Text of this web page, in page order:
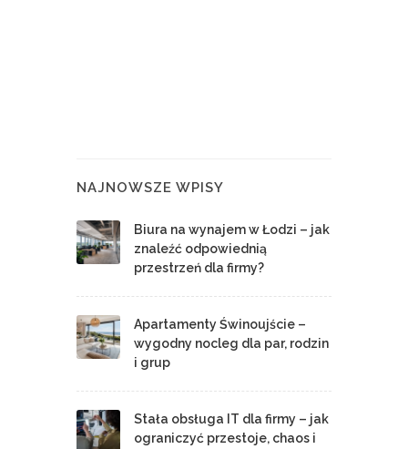
NAJNOWSZE WPISY
Biura na wynajem w Łodzi – jak
znaleźć odpowiednią
przestrzeń dla firmy?
Apartamenty Świnoujście –
wygodny nocleg dla par, rodzin
i grup
Stała obsługa IT dla firmy – jak
ograniczyć przestoje, chaos i